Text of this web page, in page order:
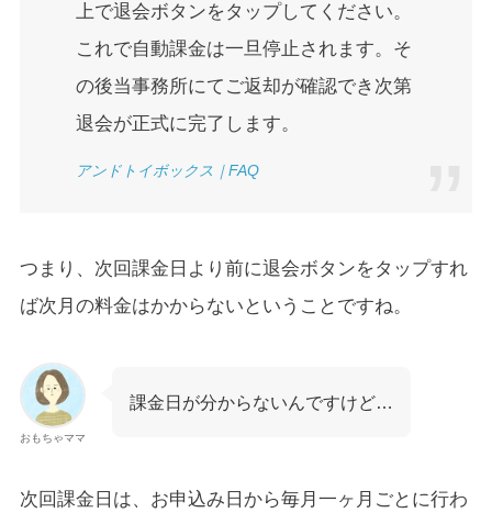
上で退会ボタンをタップしてください。
これで自動課金は一旦停止されます。そ
の後当事務所にてご返却が確認でき次第
退会が正式に完了します。
アンドトイボックス｜FAQ
つまり、次回課金日より前に退会ボタンをタップすれ
ば次月の料金はかからないということですね。
おもちゃママ
課金日が分からないんですけど…
次回課金日は、お申込み日から毎月一ヶ月ごとに行わ